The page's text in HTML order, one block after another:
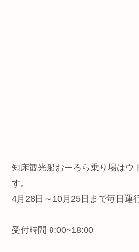
知床観光船おーろら乗り場はウ
す。
4月28日～10月25日まで毎日運
受付時間 9:00~18:00